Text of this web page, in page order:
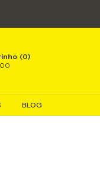
(0)
BLOG